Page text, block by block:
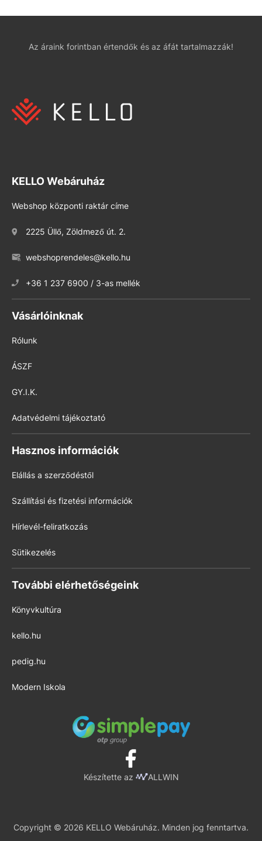
Az áraink forintban értendők és az áfát tartalmazzák!
KELLO Webáruház
Webshop központi raktár címe
2225 Üllő, Zöldmező út. 2.
webshoprendeles@kello.hu
+36 1 237 6900 / 3-as mellék
Vásárlóinknak
Rólunk
ÁSZF
GY.I.K.
Adatvédelmi tájékoztató
Hasznos információk
Elállás a szerződéstől
Szállítási és fizetési információk
Hírlevél-feliratkozás
Sütikezelés
További elérhetőségeink
Könyvkultúra
kello.hu
pedig.hu
Modern Iskola
Készítette az ALLWIN
Copyright © 2026 KELLO Webáruház. Minden jog fenntartva.